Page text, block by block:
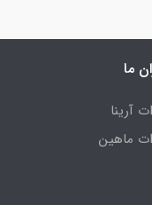
ما
آرینا
ماهین